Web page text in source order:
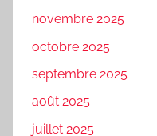
novembre 2025
octobre 2025
septembre 2025
août 2025
juillet 2025